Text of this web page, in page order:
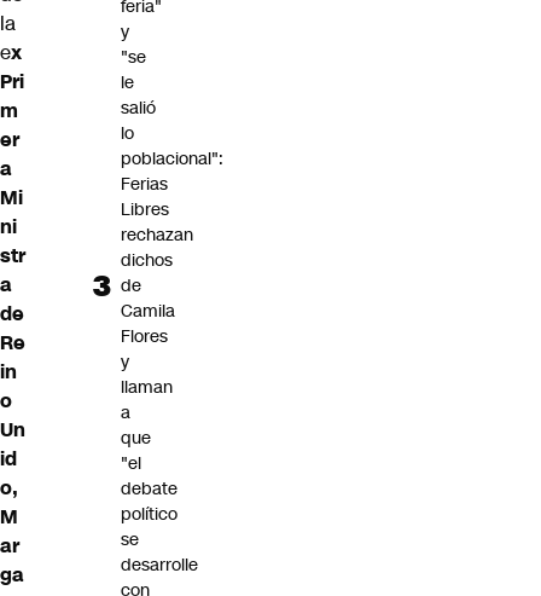
la
ex
Pri
m
er
a
Mi
ni
str
a
de
Re
in
o
Un
id
o,
M
ar
ga
feria"
y
"se
le
salió
lo
poblacional":
Ferias
Libres
rechazan
dichos
de
Camila
Flores
y
llaman
a
que
"el
debate
político
se
desarrolle
con